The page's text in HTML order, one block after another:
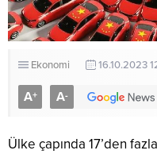
Ekonomi 16.10.2023
A+ A-
Ülke çapında 17’den